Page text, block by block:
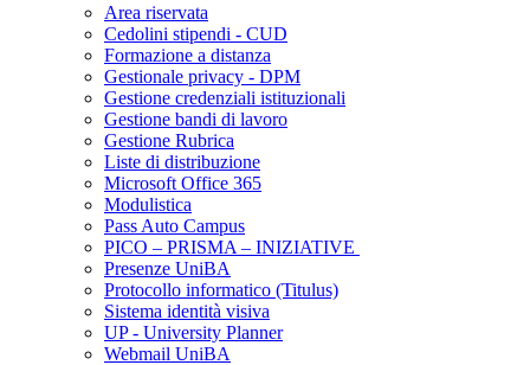
Area riservata
Cedolini stipendi - CUD
Formazione a distanza
Gestionale privacy - DPM
Gestione credenziali istituzionali
Gestione bandi di lavoro
Gestione Rubrica
Liste di distribuzione
Microsoft Office 365
Modulistica
Pass Auto Campus
PICO – PRISMA – INIZIATIVE
Presenze UniBA
Protocollo informatico (Titulus)
Sistema identità visiva
UP - University Planner
Webmail UniBA